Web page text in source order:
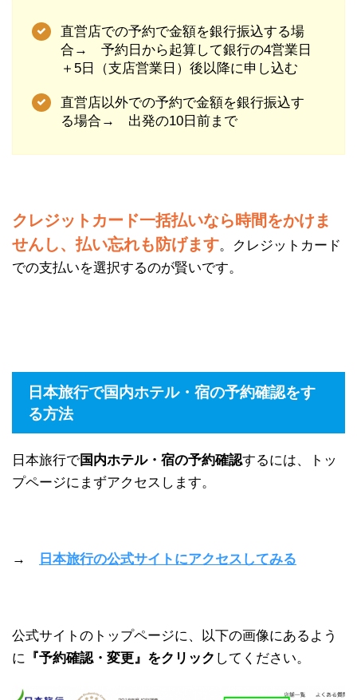
直営店での予約で金額を銀行振込する場
合→ 予約日から起算して銀行の4営業日
＋5日（支店営業日）後以降に申し込む
直営店以外での予約で金額を銀行振込す
る場合→ 出発の10日前まで
クレジットカード一括払いなら時間をかけま
せんし、払い忘れも防げます。クレジットカード
での支払いを選択するのが賢いです。
日本旅行で国内ホテル・宿の予約確認をす
る方法
日本旅行で国内ホテル・宿の予約確認するには、トッ
プページにまずアクセスします。
→ 日本旅行の公式サイトにアクセスしてみる
公式サイトのトップページに、以下の画像にあるよう
に 『予約確認・変更』をクリック してください。